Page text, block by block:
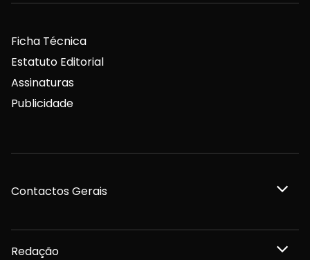
Ficha Técnica
Estatuto Editorial
Assinaturas
Publicidade
Contactos Gerais
Redação